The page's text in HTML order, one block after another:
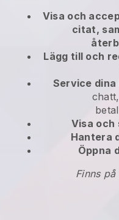
Visa och
citat,
Lägg till och
Service dina
Visa och
Hantera
Öppna
Finns